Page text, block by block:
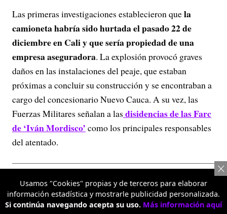
Las primeras investigaciones establecieron quela
camioneta habría sido hurtada el pasado 22 de
diciembre en Cali y que sería propiedad de una
empresa aseguradora. La explosión provocó graves
daños en las instalaciones del peaje, que estaban
próximas a concluir su construcción y se encontraban a
cargo del concesionario Nuevo Cauca. A su vez, las
Fuerzas Militares señalan a las disidencias de las Farc
de ‘Iván Mordisco’ como los principales responsables
del atentado.
Usamos "Cookies" propias y de terceros para elaborar
información estadística y mostrarle publicidad personalizada.
Si continúa navegando acepta su uso. Más información aquí